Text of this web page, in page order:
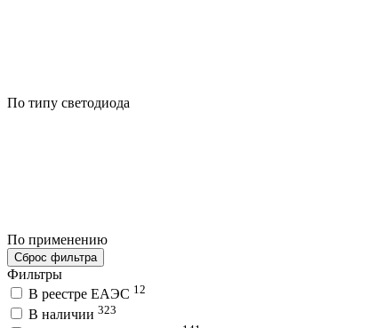
По типу светодиода
По применению
Сброс фильтра
Фильтры
В реестре ЕАЭС 12
В наличии 323